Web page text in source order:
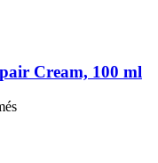
Cream, 100 ml